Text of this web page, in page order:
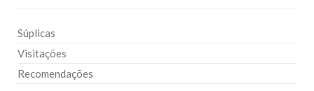
Súplicas
Visitações
Recomendações